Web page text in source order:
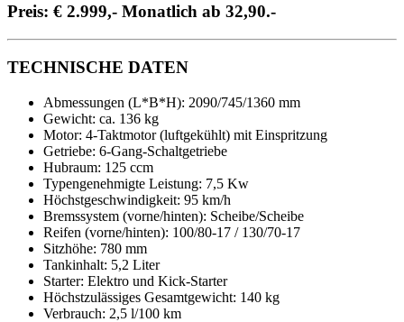
Preis: € 2.999,- Monatlich ab 32,90.-
TECHNISCHE DATEN
Abmessungen (L*B*H): 2090/745/1360 mm
Gewicht: ca. 136 kg
Motor: 4-Taktmotor (luftgekühlt) mit Einspritzung
Getriebe: 6-Gang-Schaltgetriebe
Hubraum: 125 ccm
Typengenehmigte Leistung: 7,5 Kw
Höchstgeschwindigkeit: 95 km/h
Bremssystem (vorne/hinten): Scheibe/Scheibe
Reifen (vorne/hinten): 100/80-17 / 130/70-17
Sitzhöhe: 780 mm
Tankinhalt: 5,2 Liter
Starter: Elektro und Kick-Starter
Höchstzulässiges Gesamtgewicht: 140 kg
Verbrauch: 2,5 l/100 km